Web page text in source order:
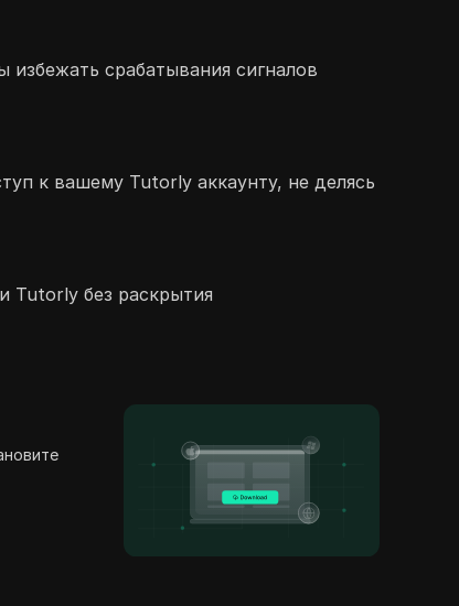
избежать срабатывания сигналов
к вашему Tutorly аккаунту, не делясь
Tutorly без раскрытия